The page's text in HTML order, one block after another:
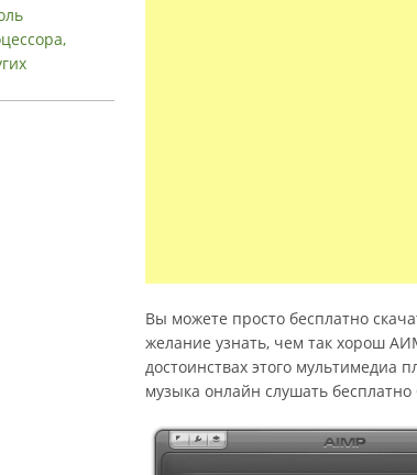
Вы можете просто бесплатно
желание узнать, чем так хорош
достоинствах этого мультимедиа
музыка онлайн слушать бесплатно